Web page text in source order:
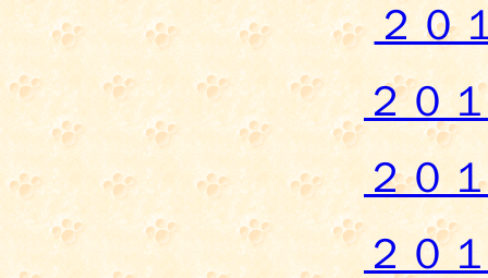
２０
２０
２０
２０